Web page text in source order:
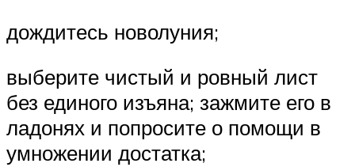
дождитесь новолуния;
выберите чистый и ровный лист
без единого изъяна; зажмите его в
ладонях и попросите о помощи в
умножении достатка;